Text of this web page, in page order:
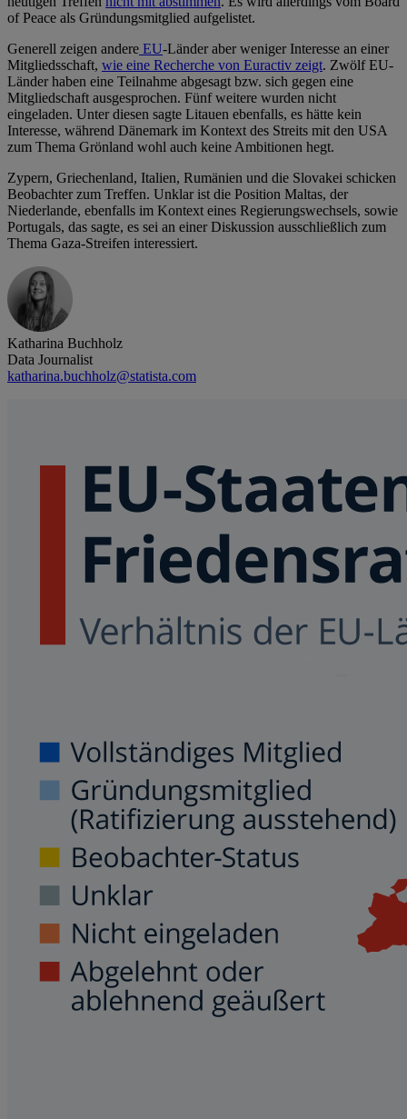
of Peace als Gründungsmitglied aufgelistet.
Generell zeigen andere EU-Länder aber weniger Interesse an einer
Mitgliedsschaft, wie eine Recherche von Euractiv zeigt. Zwölf EU-
Länder haben eine Teilnahme abgesagt bzw. sich gegen eine
Mitgliedschaft ausgesprochen. Fünf weitere wurden nicht
eingeladen. Unter diesen sagte Litauen ebenfalls, es hätte kein
Interesse, während Dänemark im Kontext des Streits mit den USA
zum Thema Grönland wohl auch keine Ambitionen hegt.
Zypern, Griechenland, Italien, Rumänien und die Slovakei schicken
Beobachter zum Treffen. Unklar ist die Position Maltas, der
Niederlande, ebenfalls im Kontext eines Regierungswechsels, sowie
Portugals, das sagte, es sei an einer Diskussion ausschließlich zum
Thema Gaza-Streifen interessiert.
Katharina Buchholz
Data Journalist
katharina.buchholz@statista.com